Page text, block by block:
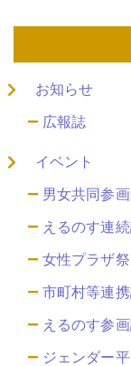
お知らせ
広報誌
イベント
男女共同参
えるのす連
女性プラザ祭
市町村等連
えるのす参
ジェンダー